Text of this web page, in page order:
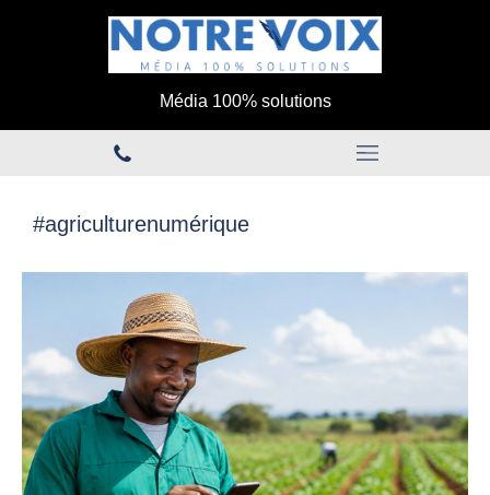
Média 100% solutions
#agriculturenumérique